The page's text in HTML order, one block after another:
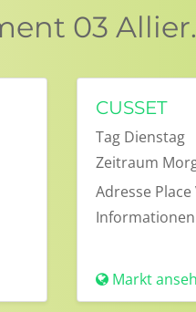
03 Allier.
CUSSET
Tag Dienstag
Zeitraum
Adresse
Informationen
Markt